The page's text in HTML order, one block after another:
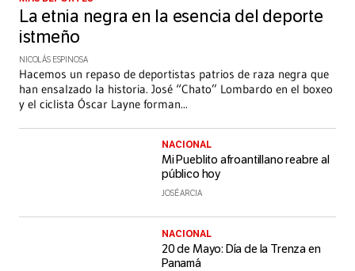
La etnia negra en la esencia del deporte
istmeño
NICOLÁS ESPINOSA
Hacemos un repaso de deportistas patrios de raza negra que
han ensalzado la historia. José “Chato” Lombardo en el boxeo
y el ciclista Óscar Layne forman...
NACIONAL
Mi Pueblito afroantillano reabre al
público hoy
JOSÉ ARCIA
NACIONAL
20 de Mayo: Día de la Trenza en
Panamá